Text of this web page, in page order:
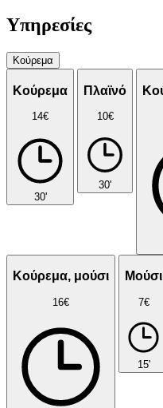
Υπηρεσίες
Κούρεμα
Κούρεμα
14€
30'
Πλαϊνό
10€
30'
Κούρεμα, μούσι
16€
Μούσι
7€
15'